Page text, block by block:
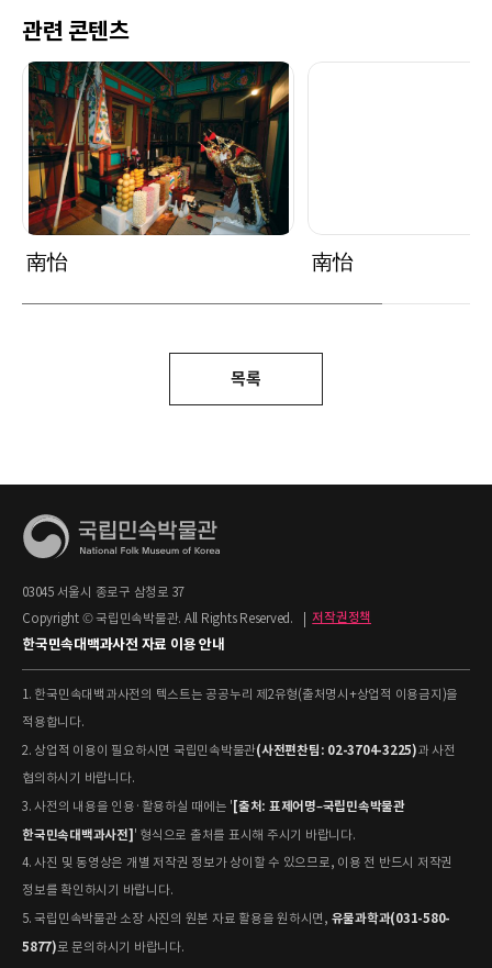
관련 콘텐츠
南怡 南怡
목록
03045 서울시 종로구 삼청로 37
Copyright © 국립민속박물관. All Rights Reserved.
저작권정책
한국민속대백과사전 자료 이용 안내
1. 한국민속대백과사전의 텍스트는 공공누리 제2유형(출처명시+상업적 이용금지)을
적용합니다.
2. 상업적 이용이 필요하시면 국립민속박물관(사전편찬팀: 02-3704-3225)과 사전
협의하시기 바랍니다.
3. 사전의 내용을 인용·활용하실 때에는 '[출처: 표제어명–국립민속박물관
한국민속대백과사전]' 형식으로 출처를 표시해 주시기 바랍니다.
4. 사진 및 동영상은 개별 저작권 정보가 상이할 수 있으므로, 이용 전 반드시 저작권
정보를 확인하시기 바랍니다.
5. 국립민속박물관 소장 사진의 원본 자료 활용을 원하시면, 유물과학과(031-580-
5877) 로 문의하시기 바랍니다.